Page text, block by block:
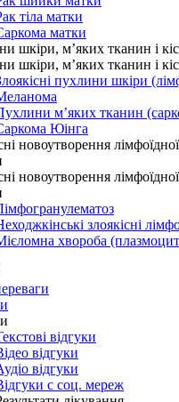
тіла матки
матки
шкіри, м’яких тканин і
шкіри, м’яких тканин і
пухлини шкіри
м’яких тканин
Юінга
новоутворення
новоутворення
злоякісні
хвороба
відгуки
відгуки
відгуки
с соц. мереж